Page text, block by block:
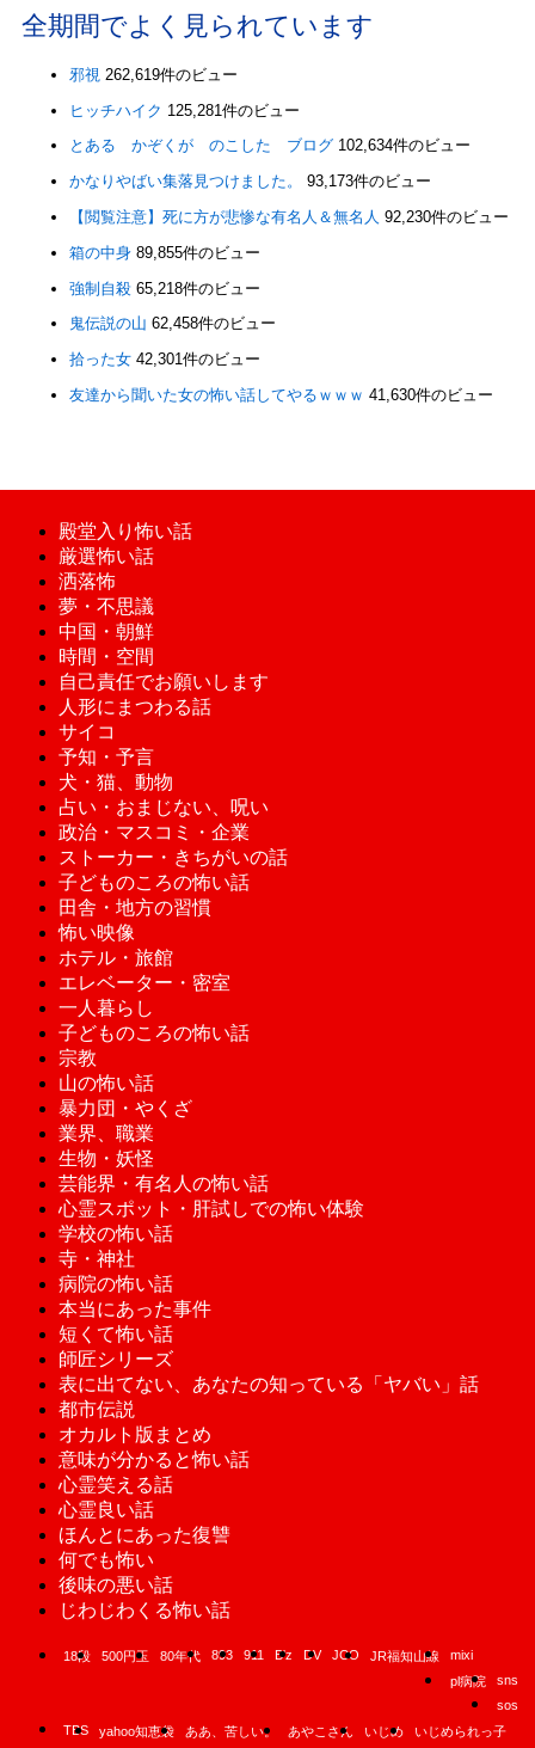
全期間でよく見られています
邪視 262,619件のビュー
ヒッチハイク 125,281件のビュー
とある かぞくが のこした ブログ 102,634件のビュー
かなりやばい集落見つけました。
93,173件のビュー
【閲覧注意】死に方が悲惨な有名人＆無名人 92,230件のビュー
箱の中身 89,855件のビュー
強制自殺 65,218件のビュー
鬼伝説の山 62,458件のビュー
拾った女 42,301件のビュー
友達から聞いた女の怖い話してやるｗｗｗ 41,630件のビュー
殿堂入り怖い話
厳選怖い話
洒落怖
夢・不思議
中国・朝鮮
時間・空間
自己責任でお願いします
人形にまつわる話
サイコ
予知・予言
犬・猫、動物
占い・おまじない、呪い
政治・マスコミ・企業
ストーカー・きちがいの話
子どものころの怖い話
田舎・地方の習慣
怖い映像
ホテル・旅館
エレベーター・密室
一人暮らし
子どものころの怖い話
宗教
山の怖い話
暴力団・やくざ
業界、職業
生物・妖怪
芸能界・有名人の怖い話
心霊スポット・肝試しでの怖い体験
学校の怖い話
寺・神社
病院の怖い話
本当にあった事件
短くて怖い話
師匠シリーズ
表に出てない、あなたの知っている「ヤバい」話
都市伝説
オカルト版まとめ
意味が分かると怖い話
心霊笑える話
心霊良い話
ほんとにあった復讐
何でも怖い
後味の悪い話
じわじわくる怖い話
18段 500円玉 80年代 893 911 B'z DV JCO JR福知山線
mixi
pl病院
sns
sos
TBS
yahoo知恵袋 ああ、苦しい。 あやこさん いじめ
いじめられっ子